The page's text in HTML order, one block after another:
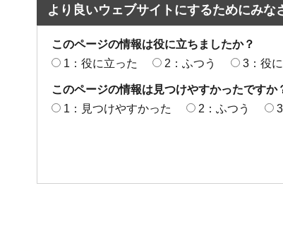
より良いウェブサイトにするためにみ
このページの情報は役に立ちましたか？
1：役に立った
2：ふつう 3：役
このページの情報は見つけやすかったですか
1：見つけやすかった
2：ふつう